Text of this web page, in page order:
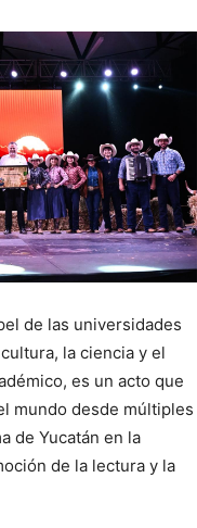
de las universidades
la ciencia y el
es un acto que
mundo desde múltiples
de Yucatán en la
de la lectura y la